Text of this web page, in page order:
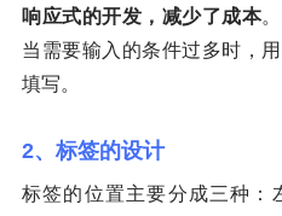
响应式的开发，减少了成本
当需要输入的条件过多时，
填写。
2、标签的设计
标签的位置主要分成三种：